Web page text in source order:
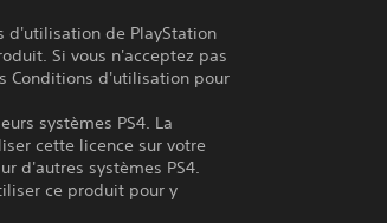
d'utilisation de PlayStation
Si vous n'acceptez pas
Conditions d'utilisation pour
systèmes PS4. La
cette licence sur votre
d'autres systèmes PS4.
ce produit pour y